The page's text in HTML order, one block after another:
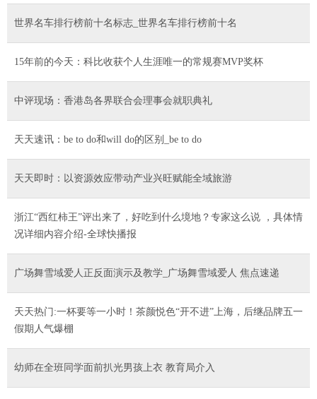
世界名车排行榜前十名标志_世界名车排行榜前十名
15年前的今天：科比收获个人生涯唯一的常规赛MVP奖杯
中评现场：香港岛各界联合会理事会就职典礼
天天速讯：be to do和will do的区别_be to do
天天即时：以资源效应带动产业兴旺赋能全域旅游
浙江“西红柿王”评出来了，好吃到什么境地？专家这么说 ，具体情
况详细内容介绍-全球快播报
广场舞雪域爱人正反面演示及教学_广场舞雪域爱人 焦点速递
天天热门:一杯要等一小时！茶颜悦色“开不进”上海，后继品牌五一
假期人气爆棚
幼师在全班同学面前扒光男孩上衣 教育局介入